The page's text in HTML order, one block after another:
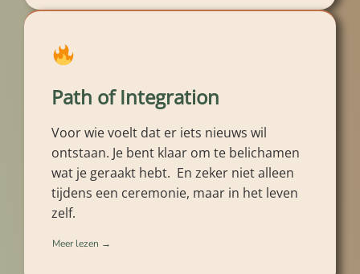
Path of Integration
Voor wie voelt dat er iets nieuws wil
ontstaan. Je bent klaar om te belichamen
wat je geraakt hebt. En zeker niet alleen
tijdens een ceremonie, maar in het leven
zelf.
Meer lezen →